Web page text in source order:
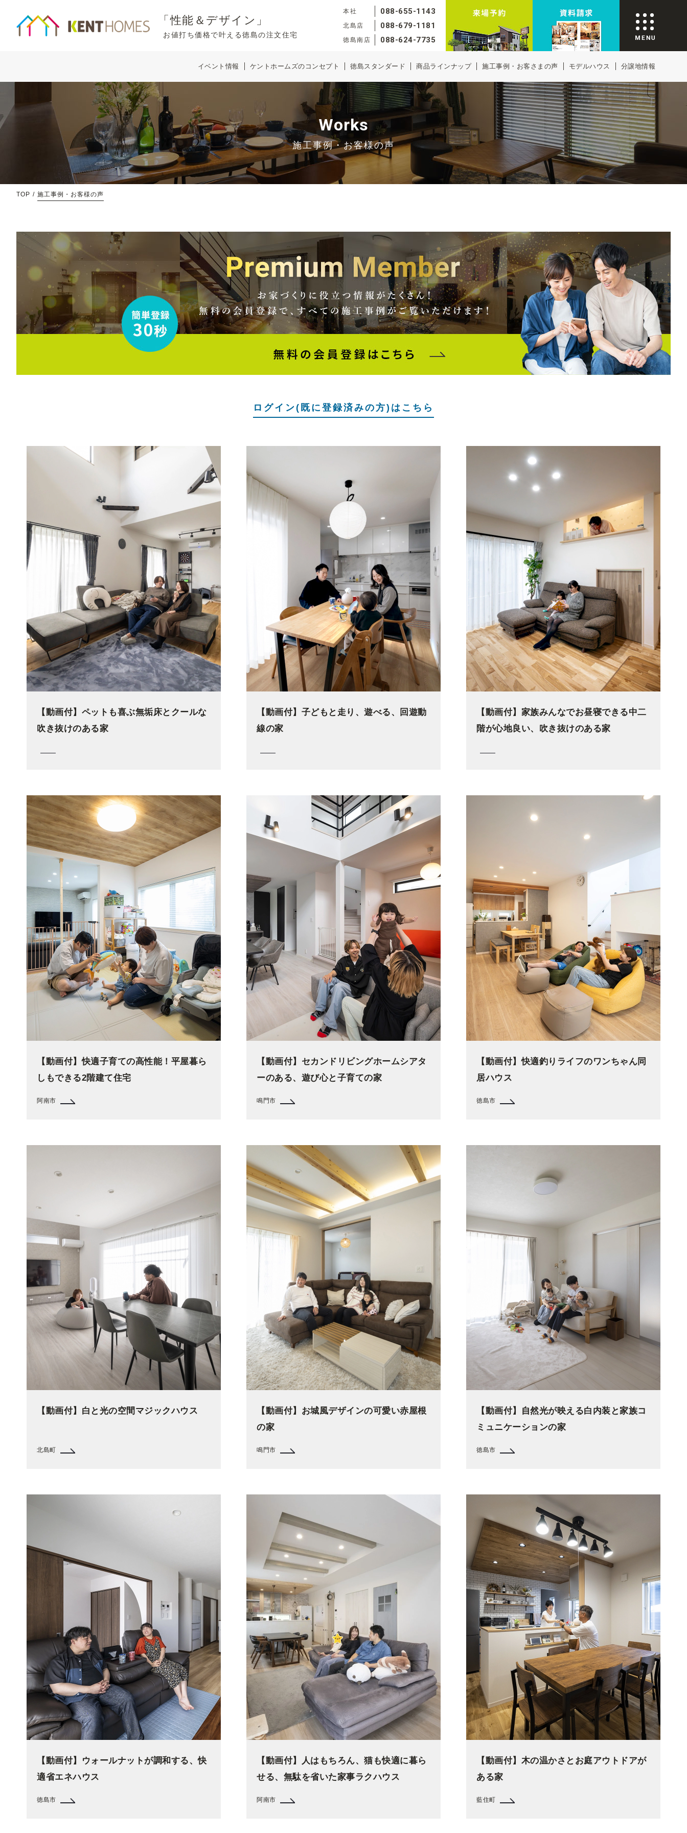
「性能＆デザイン」
お値打ち価格で叶える徳島の注文住宅
本社 088-655-1143
北島店 088-679-1181
徳島南店 088-624-7735
イベント情報 ケントホームズのコンセプト 徳島スタンダード 商品ラインナップ 施工事例・お客さまの声 モデルハウス 分譲地情報
施工事例・お客様の声
Works
TOP 施工事例・お客様の声
ログイン(既に登録済みの方)はこちら
【動画付】ペットも喜ぶ無垢床とクールな
吹き抜けのある家
【動画付】子どもと走り、遊べる、回遊動
線の家
【動画付】家族みんなでお昼寝できる中二
階が心地良い、吹き抜けのある家
【動画付】快適子育ての高性能！平屋暮ら
しもできる2階建て住宅
阿南市
【動画付】セカンドリビングホームシアタ
ーのある、遊び心と子育ての家
鳴門市
【動画付】快適釣りライフのワンちゃん同
居ハウス
徳島市
【動画付】白と光の空間マジックハウス
北島町
【動画付】お城風デザインの可愛い赤屋根
の家
鳴門市
【動画付】自然光が映える白内装と家族コ
ミュニケーションの家
徳島市
【動画付】ウォールナットが調和する、快
適省エネハウス
徳島市
【動画付】人はもちろん、猫も快適に暮ら
せる、無駄を省いた家事ラクハウス
阿南市
【動画付】木の温かさとお庭アウトドアが
ある家
藍住町